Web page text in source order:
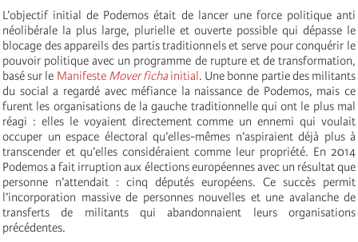
L’objectif initial de Podemos était de lancer une force politique anti
néolibérale la plus large, plurielle et ouverte possible qui dépasse le
blocage des appareils des partis traditionnels et serve pour conquérir le
pouvoir politique avec un programme de rupture et de transformation,
basé sur le Manifeste Mover fichainitial. Une bonne partie des militants
du social a regardé avec méfiance la naissance de Podemos, mais ce
furent les organisations de la gauche traditionnelle qui ont le plus mal
réagi : elles le voyaient directement comme un ennemi qui voulait
occuper un espace électoral qu’elles-mêmes n’aspiraient déjà plus à
transcender et qu’elles considéraient comme leur propriété. En 2014
Podemos a fait irruption aux élections européennes avec un résultat que
personne n’attendait : cinq députés européens. Ce succès permit
l’incorporation massive de personnes nouvelles et une avalanche de
transferts de militants qui abandonnaient leurs organisations
précédentes.